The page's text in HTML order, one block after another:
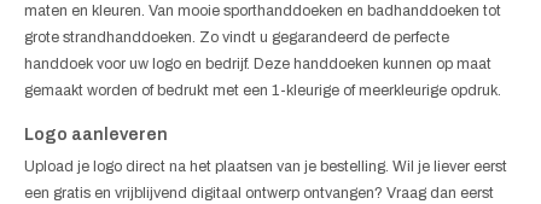
maten en kleuren. Van mooie sporthanddoeken en badhanddoeken tot
grote strandhanddoeken. Zo vindt u gegarandeerd de perfecte
handdoek voor uw logo en bedrijf. Deze handdoeken kunnen op maat
gemaakt worden of bedrukt met een 1-kleurige of meerkleurige opdruk.
Logo aanleveren
Upload je logo direct na het plaatsen van je bestelling. Wil je liever eerst
een gratis en vrijblijvend digitaal ontwerp ontvangen? Vraag dan eerst